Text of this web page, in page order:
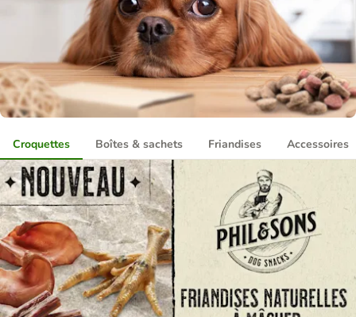
Croquettes Boîtes & sachets Friandises Accessoires